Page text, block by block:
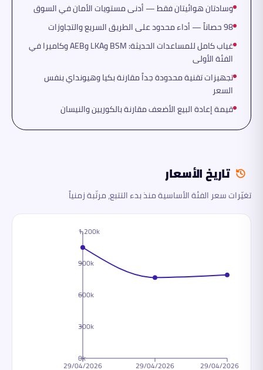
وسادتان هوائيتان فقط — أدنى مستويات الأمان في السوق
98 حصاناً — أداء محدود على الطريق السريع والتجاوزات
غياب كامل للمساعدات الحديثة: BSM وLKA وAEB وكاميرا في
الفئة الأولى
تجهيزات تقنية محدودة جداً مقارنة بكيا وهيونداي بنفس
السعر
قيمة إعادة البيع الأضعف مقارنة بالكوريين والنيسان
تاريخ الأسعار
تغيّرات سعر الفئة الأساسية منذ بدء التتبع، مرتّبة زمنياً
29/04/2026 29/04/2026 29/04/2026
0k
300k
600k
900k
1,200k